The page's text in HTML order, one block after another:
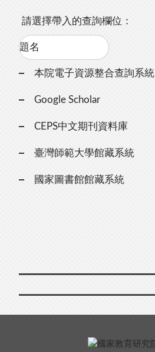
請選擇帶入的查詢欄位：
本院電子資源整合查詢系統
Google Scholar
CEPS中文期刊資料庫
臺灣師範大學館藏系統
國家圖書館館藏系統